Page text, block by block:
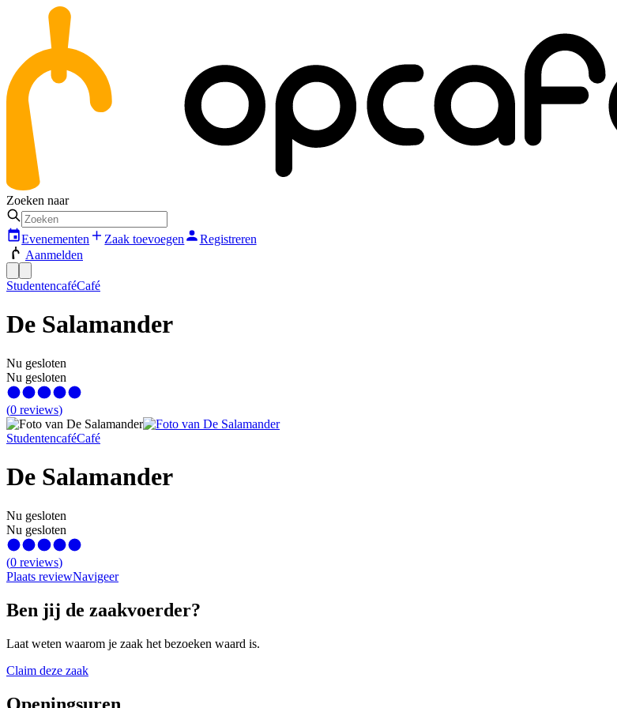
Zoeken naar
Evenementen Zaak toevoegen
Registreren
Aanmelden
StudentencaféCafé
De Salamander
Nu gesloten
Nu gesloten
(0 reviews)
StudentencaféCafé
De Salamander
Nu gesloten
Nu gesloten
(0 reviews)
Plaats reviewNavigeer
Ben jij de zaakvoerder?
Laat weten waarom je zaak het bezoeken waard is.
Claim deze zaak
Openingsuren